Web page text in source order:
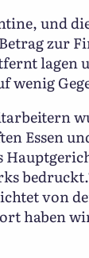
und
zur
lagen
wenig
Essen
von
haben